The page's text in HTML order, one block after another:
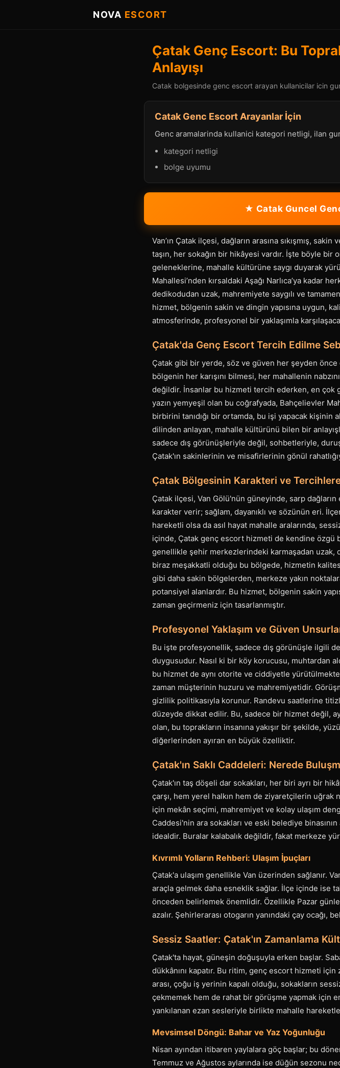
NOVA ESCORT
Çatak Genç Escort: Bu
Anlayışı
Catak bolgesinde genc escort arayan kullanicilar icin
Catak Genc Escort Arayanlar İçin
Genc aramalarinda kullanici kategori netligi, ilan
kategori netligi
bolge uyumu
★ Catak Guncel
Van’ın Çatak ilçesi, dağların arasına sıkışmış,
taşın, her sokağın bir hikâyesi vardır. İşte böyle
geleneklerine, mahalle kültürüne saygı duyarak
Mahallesi’nden kırsaldaki Aşağı Narlıca’ya kadar
dedikodudan uzak, mahremiyete saygılı ve
hizmet, bölgenin sakin ve dingin yapısına uygun,
atmosferinde, profesyonel bir yaklaşımla
Çatak'da Genç Escort Tercih Edilme
Çatak gibi bir yerde, söz ve güven her şeyden
bölgenin her karışını bilmesi, her mahallenin
değildir. İnsanlar bu hizmeti tercih ederken, en çok
yazın yemyeşil olan bu coğrafyada, Bahçelievler
birbirini tanıdığı bir ortamda, bu işi yapacak kişinin
dilinden anlayan, mahalle kültürünü bilen bir
sadece dış görünüşleriyle değil, sohbetleriyle,
Çatak'ın sakinlerinin ve misafirlerinin gönül
Çatak Bölgesinin Karakteri ve
Çatak ilçesi, Van Gölü'nün güneyinde, sarp
karakter verir; sağlam, dayanıklı ve sözünün eri.
hareketli olsa da asıl hayat mahalle aralarında,
içinde, Çatak genç escort hizmeti de kendine
genellikle şehir merkezlerindeki karmaşadan uzak,
biraz meşakkatli olduğu bu bölgede, hizmetin
gibi daha sakin bölgelerden, merkeze yakın
potansiyel alanlardır. Bu hizmet, bölgenin sakin
zaman geçirmeniz için tasarlanmıştır.
Profesyonel Yaklaşım ve Güven
Bu işte profesyonellik, sadece dış görünüşle ilgili
duygusudur. Nasıl ki bir köy korucusu, muhtardan
bu hizmet de aynı otorite ve ciddiyetle
zaman müşterinin huzuru ve mahremiyetidir.
gizlilik politikasıyla korunur. Randevu saatlerine
düzeyde dikkat edilir. Bu, sadece bir hizmet değil,
olan, bu toprakların insanına yakışır bir şekilde,
diğerlerinden ayıran en büyük özelliktir.
Çatak'ın Saklı Caddeleri: Nerede
Çatak'ın taş döşeli dar sokakları, her biri ayrı bir
çarşı, hem yerel halkın hem de ziyaretçilerin uğrak
için mekân seçimi, mahremiyet ve kolay ulaşım
Caddesi'nin ara sokakları ve eski belediye
idealdir. Buralar kalabalık değildir, fakat merkeze
Kıvrımlı Yolların Rehberi: Ulaşım İpuçları
Çatak'a ulaşım genellikle Van üzerinden sağlanır.
araçla gelmek daha esneklik sağlar. İlçe içinde ise
önceden belirlemek önemlidir. Özellikle Pazar
azalır. Şehirlerarası otogarın yanındaki çay ocağı,
Sessiz Saatler: Çatak'ın Zamanlama
Çatak'ta hayat, güneşin doğuşuyla erken başlar.
dükkânını kapatır. Bu ritim, genç escort hizmeti
arası, çoğu iş yerinin kapalı olduğu, sokakların
çekmemek hem de rahat bir görüşme yapmak için
yankılanan ezan sesleriyle birlikte mahalle
Mevsimsel Döngü: Bahar ve Yaz Yoğunluğu
Nisan ayından itibaren yaylalara göç başlar; bu
Temmuz ve Ağustos aylarında ise düğün sezonu